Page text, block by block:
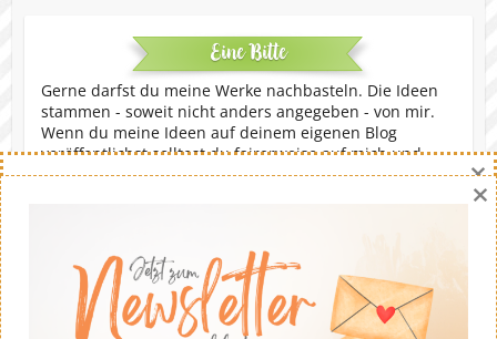
Eine Bitte
Gerne darfst du meine Werke nachbasteln. Die Ideen
stammen - soweit nicht anders angegeben - von mir.
Wenn du meine Ideen auf deinem eigenen Blog
veröffentlichst solltest du fairerweise auf mich und
meinen Blog verweisen. Eine kommerzielle Nutzung ist
×
×